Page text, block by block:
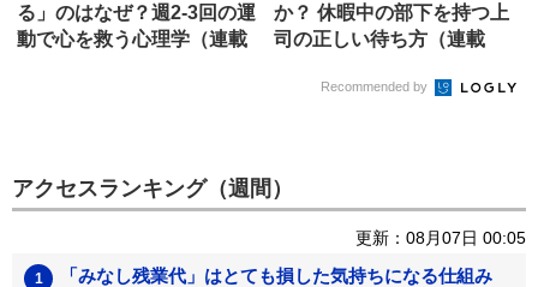
る」のはなぜ？週2-3回の運
動で心を救う心理学（連載
か？ 休暇中の部下を持つ上
司の正しい待ち方（連載
Recommended by
アクセスランキング（週間）
更新：08月07日 00:05
「みなし残業代」はとても損した気持ちになる仕組み